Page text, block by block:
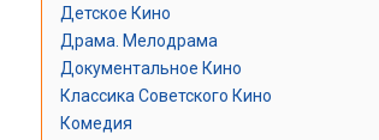
Детское Кино
Драма. Мелодрама
Документальное Кино
Классика Советского Кино
Комедия